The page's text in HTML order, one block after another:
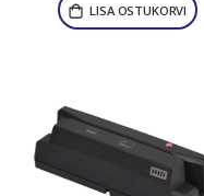
LISA OSTUKORVI